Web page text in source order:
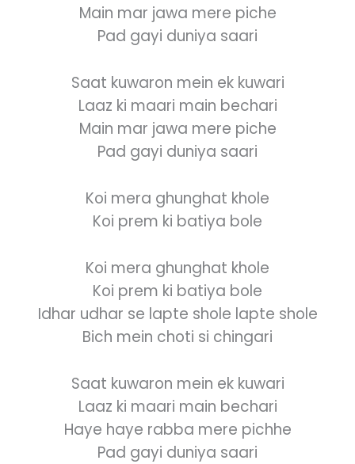
Main mar jawa mere piche
Pad gayi duniya saari
Saat kuwaron mein ek kuwari
Laaz ki maari main bechari
Main mar jawa mere piche
Pad gayi duniya saari
Koi mera ghunghat khole
Koi prem ki batiya bole
Koi mera ghunghat khole
Koi prem ki batiya bole
Idhar udhar se lapte shole lapte shole
Bich mein choti si chingari
Saat kuwaron mein ek kuwari
Laaz ki maari main bechari
Haye haye rabba mere pichhe
Pad gayi duniya saari